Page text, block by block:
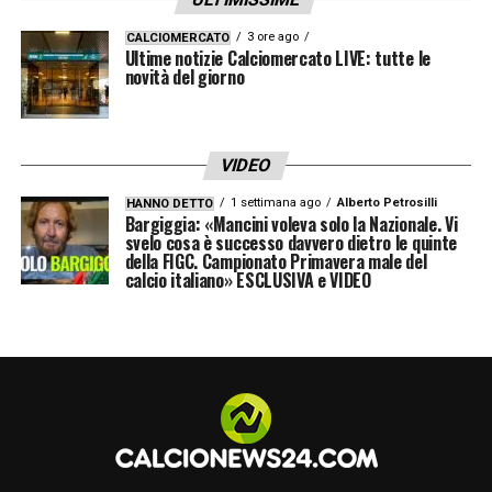
CALCIOMERCATO 3 ore ago
Ultime notizie Calciomercato LIVE: tutte le
novità del giorno
VIDEO
HANNO DETTO 1 settimana ago Alberto Petrosilli
Bargiggia: «Mancini voleva solo la Nazionale. Vi
svelo cosa è successo davvero dietro le quinte
della FIGC. Campionato Primavera male del
calcio italiano» ESCLUSIVA e VIDEO